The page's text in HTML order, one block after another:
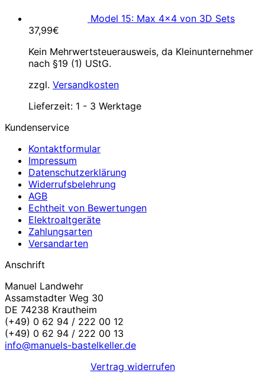
Model 15: Max 4×4 von 3D Sets
37,99€
Kein Mehrwertsteuerausweis, da Kleinunternehmer
nach §19 (1) UStG.
zzgl. Versandkosten
Lieferzeit: 1 - 3 Werktage
Kundenservice
Kontaktformular
Impressum
Datenschutzerklärung
Widerrufsbelehrung
AGB
Echtheit von Bewertungen
Elektroaltgeräte
Zahlungsarten
Versandarten
Anschrift
Manuel Landwehr
Assamstadter Weg 30
DE 74238 Krautheim
(+49) 0 62 94 / 222 00 12
(+49) 0 62 94 / 222 00 13
info@manuels-bastelkeller.de
Vertrag widerrufen